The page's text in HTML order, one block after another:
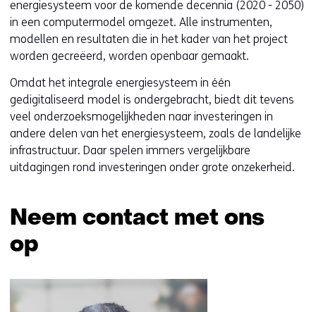
energiesysteem voor de komende decennia (2020 - 2050)
in een computermodel omgezet. Alle instrumenten,
modellen en resultaten die in het kader van het project
worden gecreëerd, worden openbaar gemaakt.
Omdat het integrale energiesysteem in één
gedigitaliseerd model is ondergebracht, biedt dit tevens
veel onderzoeksmogelijkheden naar investeringen in
andere delen van het energiesysteem, zoals de landelijke
infrastructuur. Daar spelen immers vergelijkbare
uitdagingen rond investeringen onder grote onzekerheid.
Neem contact met ons
op
navigatie
over